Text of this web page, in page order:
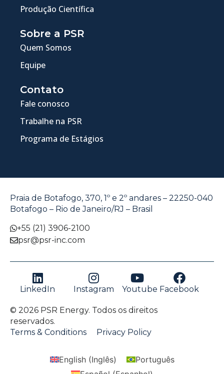
Produção Científica
Sobre a PSR
Quem Somos
Equipe
Contato
Fale conosco
Trabalhe na PSR
Programa de Estágios
Praia de Botafogo, 370, 1º e 2º andares – 22250-040
Botafogo – Rio de Janeiro/RJ – Brasil
+55 (21) 3906-2100
psr@psr-inc.com
LinkedIn Instagram Youtube Facebook
© 2026 PSR Energy. Todos os direitos
reservados.
Terms & Conditions
Privacy Policy
English(Inglês)
Português